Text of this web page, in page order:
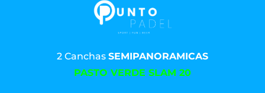
2 Canchas SEMIPANORAMICAS
PASTO VERDE SLAM 20